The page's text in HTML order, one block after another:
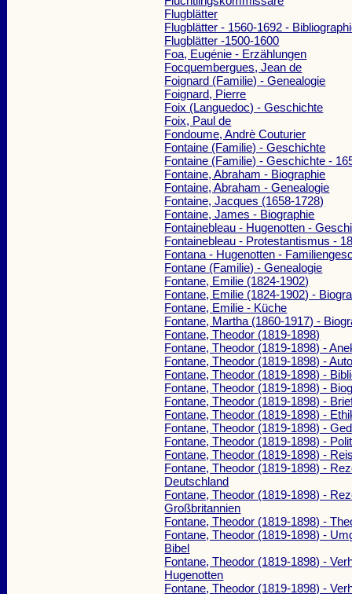
Flugblätter
Flugblätter - 1560-1692 -
Flugblätter -1500-1600
Foa, Eugénie - Erzählungen
Focquembergues, Jean de
Foignard (Familie) - Genealogie
Foignard, Pierre
Foix (Languedoc) - Geschichte
Foix, Paul de
Fondoume, Andrè Couturier
Fontaine (Familie) - Geschichte
Fontaine (Familie) - Geschichte -
Fontaine, Abraham - Biographie
Fontaine, Abraham - Genealogie
Fontaine, Jacques (1658-1728)
Fontaine, James - Biographie
Fontainebleau - Hugenotten -
Fontainebleau - Protestantismus -
Fontana - Hugenotten -
Fontane (Familie) - Genealogie
Fontane, Emilie (1824-1902)
Fontane, Emilie (1824-1902) -
Fontane, Emilie - Küche
Fontane, Martha (1860-1917) -
Fontane, Theodor (1819-1898)
Fontane, Theodor (1819-1898) -
Fontane, Theodor (1819-1898) -
Fontane, Theodor (1819-1898) -
Fontane, Theodor (1819-1898) -
Fontane, Theodor (1819-1898) -
Fontane, Theodor (1819-1898) -
Fontane, Theodor (1819-1898) -
Fontane, Theodor (1819-1898) -
Fontane, Theodor (1819-1898) -
Fontane, Theodor (1819-1898) -
Deutschland
Fontane, Theodor (1819-1898) -
Großbritannien
Fontane, Theodor (1819-1898) -
Fontane, Theodor (1819-1898) -
Bibel
Fontane, Theodor (1819-1898) -
Hugenotten
Fontane, Theodor (1819-1898) -